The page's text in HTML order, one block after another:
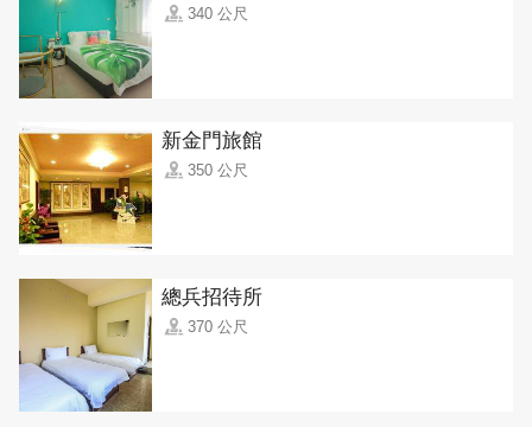
340 公尺
新金門旅館
350 公尺
總兵招待所
370 公尺